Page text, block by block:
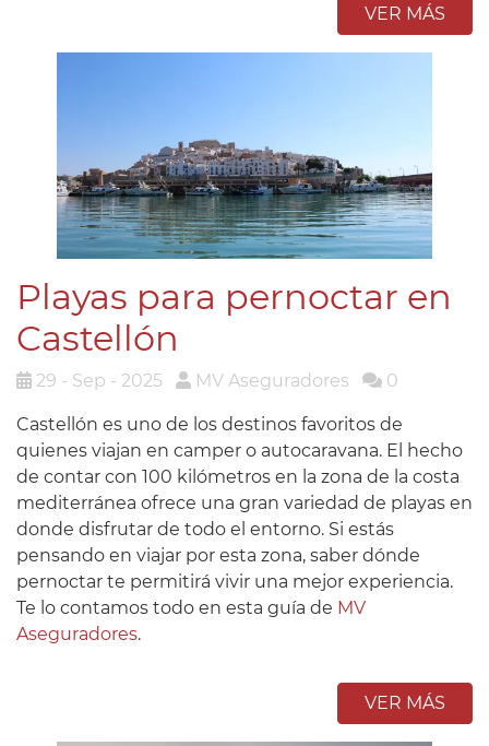
VER MÁS
Playas para pernoctar en
Castellón
29 - Sep - 2025 MV Aseguradores 0
Castellón es uno de los destinos favoritos de
quienes viajan en camper o autocaravana. El hecho
de contar con 100 kilómetros en la zona de la costa
mediterránea ofrece una gran variedad de playas en
donde disfrutar de todo el entorno. Si estás
pensando en viajar por esta zona, saber dónde
pernoctar te permitirá vivir una mejor experiencia.
Te lo contamos todo en esta guía de MV
Aseguradores.
VER MÁS